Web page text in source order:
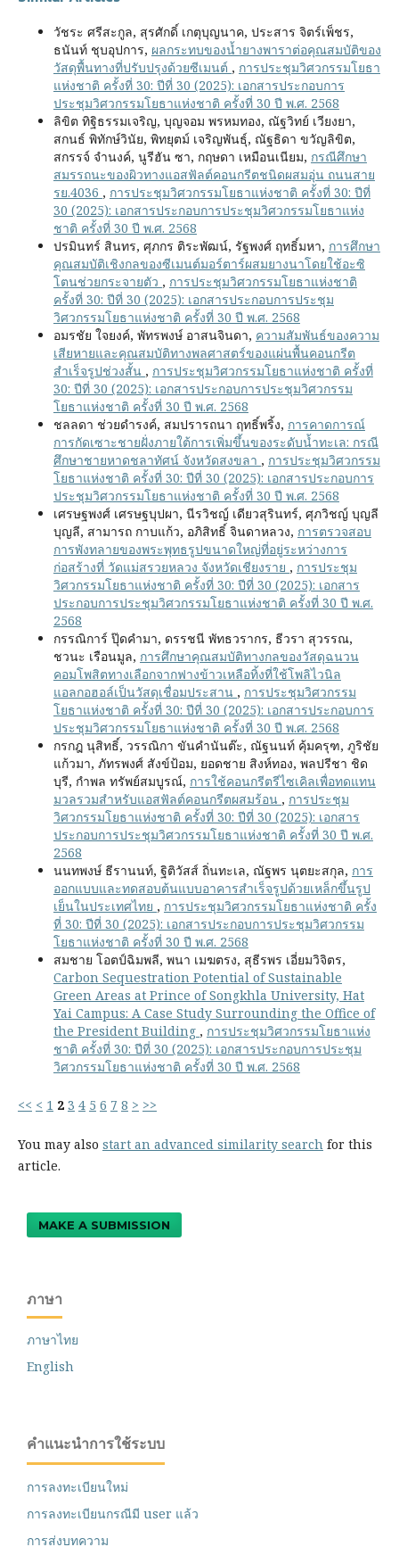
วัชระ ศรีสะกูล, สุรศักดิ์ เกตุบุญนาค, ประสาร จิตร์เพ็ชร,
ธนันท์ ชุบอุปการ, ผลกระทบของน้ำยางพาราต่อคุณสมบัติของ
วัสดุพื้นทางที่ปรับปรุงด้วยซีเมนต์ , การประชุมวิศวกรรมโยธา
แห่งชาติ ครั้งที่ 30: ปีที่ 30 (2025): เอกสารประกอบการ
ประชุมวิศวกรรมโยธาแห่งชาติ ครั้งที่ 30 ปี พ.ศ. 2568
ลิขิต ทิฐิธรรมเจริญ, บุญจอม พรหมทอง, ณัฐวิทย์ เวียงยา,
สกนธ์ พิทักษ์วินัย, พิทยุตม์ เจริญพันธุ์, ณัฐธิดา ขวัญลิขิต,
สกรรจ์ จำนงค์, นูรีฮัน ซา, กฤษดา เหมือนเนียม, กรณีศึกษา
สมรรถนะของผิวทางแอสฟัลต์คอนกรีตชนิดผสมอุ่น ถนนสาย
รย.4036 , การประชุมวิศวกรรมโยธาแห่งชาติ ครั้งที่ 30: ปีที่
30 (2025): เอกสารประกอบการประชุมวิศวกรรมโยธาแห่ง
ชาติ ครั้งที่ 30 ปี พ.ศ. 2568
ปรมินทร์ สินทร, ศุภกร ติระพัฒน์, รัฐพงศ์ ฤทธิ์มหา, การศึกษา
คุณสมบัติเชิงกลของซีเมนต์มอร์ตาร์ผสมยางนาโดยใช้อะซิ
โตนช่วยกระจายตัว , การประชุมวิศวกรรมโยธาแห่งชาติ
ครั้งที่ 30: ปีที่ 30 (2025): เอกสารประกอบการประชุม
วิศวกรรมโยธาแห่งชาติ ครั้งที่ 30 ปี พ.ศ. 2568
อมรชัย ใจยงค์, พัทรพงษ์ อาสนจินดา, ความสัมพันธ์ของความ
เสียหายและคุณสมบัติทางพลศาสตร์ของแผ่นพื้นคอนกรีต
สำเร็จรูปช่วงสั้น , การประชุมวิศวกรรมโยธาแห่งชาติ ครั้งที่
30: ปีที่ 30 (2025): เอกสารประกอบการประชุมวิศวกรรม
โยธาแห่งชาติ ครั้งที่ 30 ปี พ.ศ. 2568
ชลลดา ช่วยดำรงค์, สมปรารถนา ฤทธิ์พริ้ง, การคาดการณ์
การกัดเซาะชายฝั่งภายใต้การเพิ่มขึ้นของระดับน้ำทะเล: กรณี
ศึกษาชายหาดชลาทัศน์ จังหวัดสงขลา , การประชุมวิศวกรรม
โยธาแห่งชาติ ครั้งที่ 30: ปีที่ 30 (2025): เอกสารประกอบการ
ประชุมวิศวกรรมโยธาแห่งชาติ ครั้งที่ 30 ปี พ.ศ. 2568
เศรษฐพงศ์ เศรษฐบุปผา, นีรวิชญ์ เดียวสุรินทร์, ศุภวิชญ์ บุญลี
บุญลี, สามารถ กาบแก้ว, อภิสิทธิ์ จินดาหลวง, การตรวจสอบ
การพังทลายของพระพุทธรูปขนาดใหญ่ที่อยู่ระหว่างการ
ก่อสร้างที่ วัดแม่สรวยหลวง จังหวัดเชียงราย , การประชุม
วิศวกรรมโยธาแห่งชาติ ครั้งที่ 30: ปีที่ 30 (2025): เอกสาร
ประกอบการประชุมวิศวกรรมโยธาแห่งชาติ ครั้งที่ 30 ปี พ.ศ.
2568
กรรณิการ์ ปุ๊ดคำมา, ดรรชนี พัทธวรากร, ธีวรา สุวรรณ,
ชวนะ เรือนมูล, การศึกษาคุณสมบัติทางกลของวัสดุฉนวน
คอมโพสิตทางเลือกจากฟางข้าวเหลือทิ้งที่ใช้โพลิไวนิล
แอลกอฮอล์เป็นวัสดุเชื่อมประสาน , การประชุมวิศวกรรม
โยธาแห่งชาติ ครั้งที่ 30: ปีที่ 30 (2025): เอกสารประกอบการ
ประชุมวิศวกรรมโยธาแห่งชาติ ครั้งที่ 30 ปี พ.ศ. 2568
กรกฎ นุสิทธิ์, วรรณิกา ขันคำนันต๊ะ, ณัฐนนท์ คุ้มครุฑ, ภูริชัย
แก้วมา, ภัทรพงศ์ สังข์ป้อม, ยอดชาย สิงห์ทอง, พลปรีชา ชิด
บุรี, กำพล ทรัพย์สมบูรณ์, การใช้คอนกรีตรีไซเคิลเพื่อทดแทน
มวลรวมสำหรับแอสฟัลต์คอนกรีตผสมร้อน , การประชุม
วิศวกรรมโยธาแห่งชาติ ครั้งที่ 30: ปีที่ 30 (2025): เอกสาร
ประกอบการประชุมวิศวกรรมโยธาแห่งชาติ ครั้งที่ 30 ปี พ.ศ.
2568
นนทพงษ์ ธีรานนท์, ฐิติวัสส์ ถิ่นทะเล, ณัฐพร นุตยะสกุล, การ
ออกแบบและทดสอบต้นแบบอาคารสำเร็จรูปด้วยเหล็กขึ้นรูป
เย็นในประเทศไทย , การประชุมวิศวกรรมโยธาแห่งชาติ ครั้ง
ที่ 30: ปีที่ 30 (2025): เอกสารประกอบการประชุมวิศวกรรม
โยธาแห่งชาติ ครั้งที่ 30 ปี พ.ศ. 2568
สมชาย โอตป์ฉิมพลี, พนา เมฆตรง, สุธีรพร เอี่ยมวิจิตร,
Carbon Sequestration Potential of Sustainable
Green Areas at Prince of Songkhla University, Hat
Yai Campus: A Case Study Surrounding the Office of
the President Building , การประชุมวิศวกรรมโยธาแห่ง
ชาติ ครั้งที่ 30: ปีที่ 30 (2025): เอกสารประกอบการประชุม
วิศวกรรมโยธาแห่งชาติ ครั้งที่ 30 ปี พ.ศ. 2568
<< < 1 2 3 4 5 6 7 8 > >>
You may also start an advanced similarity search for this
article.
MAKE A SUBMISSION
ภาษา
ภาษาไทย
English
คำแนะนำการใช้ระบบ
การลงทะเบียนใหม่
การลงทะเบียนกรณีมี user แล้ว
การส่งบทความ